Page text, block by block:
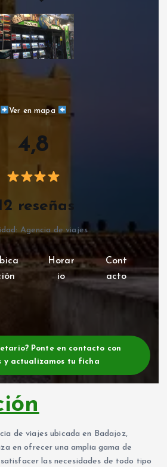
Ver en mapa
4,8
reseñas
Agencia de viajes
Horar
io
Cont
acto
Ponte en contacto con
y actualizamos tu ficha
de viajes ubicada en Badajoz,
en ofrecer una amplia gama de
las necesidades de todo tipo